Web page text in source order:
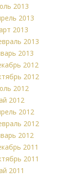
2013
2013
2013
2013
2013
2012
2012
2012
2012
2012
2012
2012
2011
2011
2011